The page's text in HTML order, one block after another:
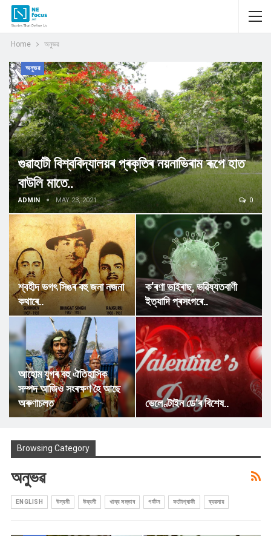
Home অনুভৱ
অনুভৱ
গুৱাহাটী বিশ্ববিদ্যালয়ৰ প্ৰকৃতিৰ নয়নাভিৰাম ৰূপে হাত
বাউলি মাতে..
ADMIN MAY 23, 2021 0
শ্বহীদ ভগৎ সিঙৰ বহু জনা নজনা
কথাৰে..
ক’ৰণা ভাইৰাছ, ভৱিষ্যতবাণী
ইত্যাদি প্ৰসংগৰে..
আহোম যুগৰ বহু ঐতিহাসিক
সম্পদ আজিও সংৰক্ষণ হৈ আছে
অৰুণাচলত
ভেলেণ্টাইন ডে’ৰ বিশেষ..
Browsing Category
অনুভৱ
ENGLISH উদ্যমী উদ্যমী খাদ্য সম্ভাৰ পৰ্যটন ফটোগ্ৰাফী ব্যৱসায়